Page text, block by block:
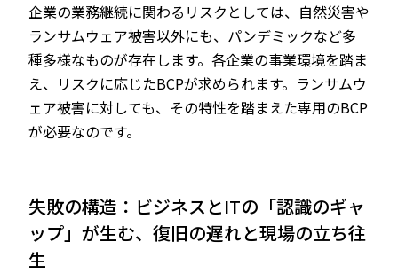
企業の業務継続に関わるリスクとしては、自然災害や
ランサムウェア被害以外にも、パンデミックなど多
種多様なものが存在します。各企業の事業環境を踏ま
え、リスクに応じたBCPが求められます。ランサムウ
ェア被害に対しても、その特性を踏まえた専用のBCP
が必要なのです。
失敗の構造：ビジネスとITの「認識のギャ
ップ」が生む、復旧の遅れと現場の立ち往
生